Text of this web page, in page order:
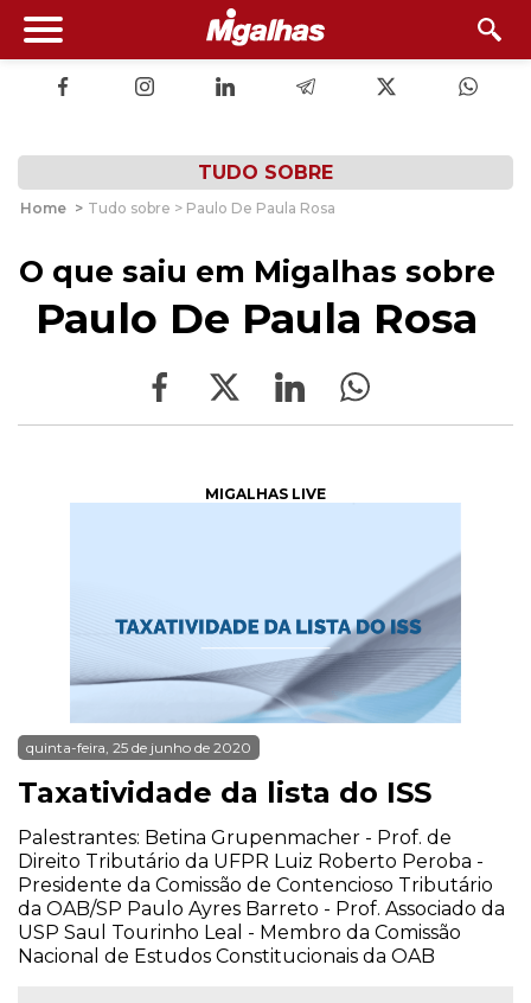
TUDO SOBRE
Home > Tudo sobre > Paulo De Paula Rosa
O que saiu em Migalhas sobre
Paulo De Paula Rosa
MIGALHAS LIVE
quinta-feira, 25 de junho de 2020
Taxatividade da lista do ISS
Palestrantes: Betina Grupenmacher - Prof. de
Direito Tributário da UFPR Luiz Roberto Peroba -
Presidente da Comissão de Contencioso Tributário
da OAB/SP Paulo Ayres Barreto - Prof. Associado da
USP Saul Tourinho Leal - Membro da Comissão
Nacional de Estudos Constitucionais da OAB